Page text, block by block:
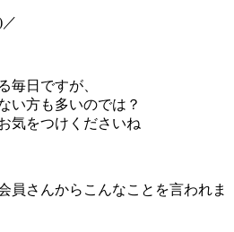
毎日ですが、
い方も多いのでは？
気をつけくださいね
員さんからこんなことを言われま